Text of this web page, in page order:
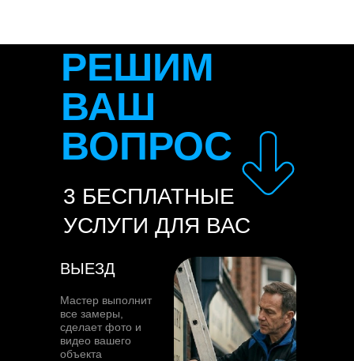
РЕШИМ
ВАШ
ВОПРОС
Мастер выполнит
все замеры,
сделает фото и
видео вашего
объекта
ВЫЕЗД
3 БЕСПЛАТНЫЕ
УСЛУГИ ДЛЯ ВАС